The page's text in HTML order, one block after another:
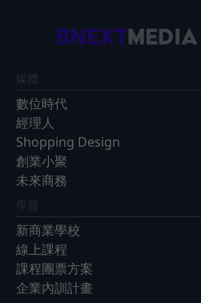
媒體
數位時代
經理人
Shopping Design
創業小聚
未來商務
學習
新商業學校
線上課程
課程團票方案
企業內訓計畫